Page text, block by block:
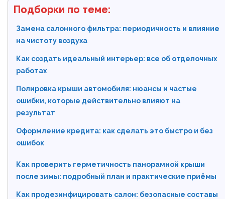
Подборки по теме:
Замена салонного фильтра: периодичность и влияние
на чистоту воздуха
Как создать идеальный интерьер: все об отделочных
работах
Полировка крыши автомобиля: нюансы и частые
ошибки, которые действительно влияют на
результат
Оформление кредита: как сделать это быстро и без
ошибок
Как проверить герметичность панорамной крыши
после зимы: подробный план и практические приёмы
Как продезинфицировать салон: безопасные составы